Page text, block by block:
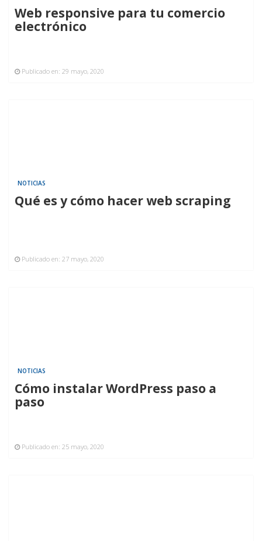
Web responsive para tu comercio
electrónico
Publicado en: 29 mayo, 2020
NOTICIAS
Qué es y cómo hacer web scraping
Publicado en: 27 mayo, 2020
NOTICIAS
Cómo instalar WordPress paso a
paso
Publicado en: 25 mayo, 2020